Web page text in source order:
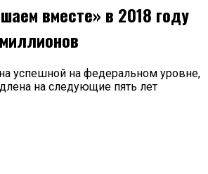
вместе» в 2018 году
успешной на федеральном уровне,
на следующие пять лет